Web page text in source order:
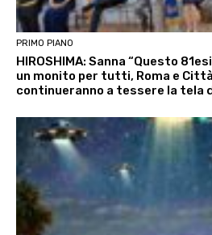
PRIMO PIANO
HIROSHIMA: Sanna “Questo
un monito per tutti, Roma e
continueranno a tessere la tela